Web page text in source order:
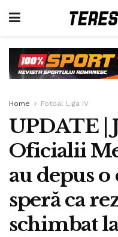
Home Fotbal Liga IV
UPDATE |
Oficialii
au depus o
speră ca
schimbat